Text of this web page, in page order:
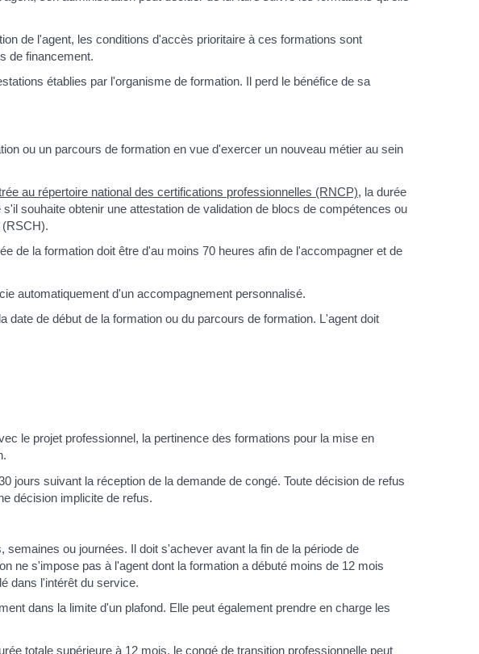
de l'agent, les conditions d'accès prioritaire à ces formations sont
de financement.
établies par l'organisme de formation. Il perd le bénéfice de sa
ou un parcours de formation en vue d'exercer un nouveau métier au sein
au répertoire national des certifications professionnelles (RNCP), la durée
souhaite obtenir une attestation de validation de blocs de compétences ou
(RSCH).
de la formation doit être d'au moins 70 heures afin de l'accompagner et de
automatiquement d'un accompagnement personnalisé.
de début de la formation ou du parcours de formation. L'agent doit
le projet professionnel, la pertinence des formations pour la mise en
jours suivant la réception de la demande de congé. Toute décision de refus
décision implicite de refus.
ou journées. Il doit s'achever avant la fin de la période de
ne s'impose pas à l'agent dont la formation a débuté moins de 12 mois
dans l'intérêt du service.
dans la limite d'un plafond. Elle peut également prendre en charge les
totale supérieure à 12 mois, le congé de transition professionnelle peut